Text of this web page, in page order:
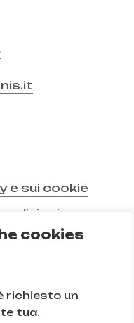
cookies
richiesto un
tua.
e sui cookie